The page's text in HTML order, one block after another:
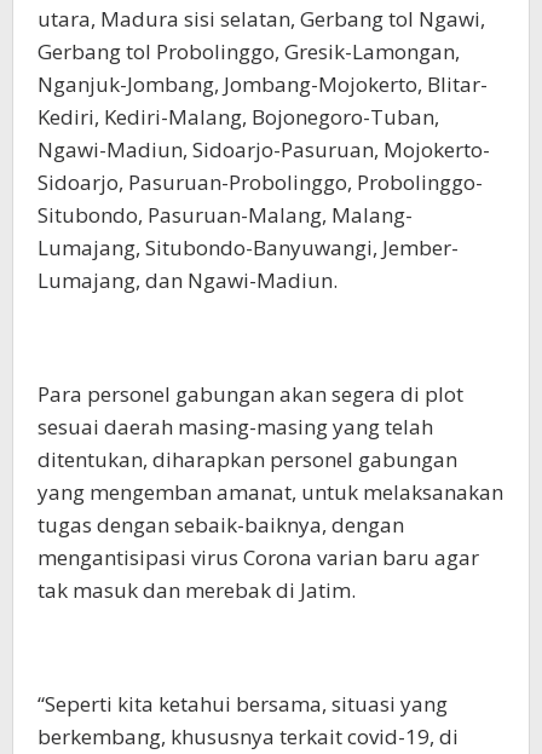
utara, Madura sisi selatan, Gerbang tol Ngawi,
Gerbang tol Probolinggo, Gresik-Lamongan,
Nganjuk-Jombang, Jombang-Mojokerto, Blitar-
Kediri, Kediri-Malang, Bojonegoro-Tuban,
Ngawi-Madiun, Sidoarjo-Pasuruan, Mojokerto-
Sidoarjo, Pasuruan-Probolinggo, Probolinggo-
Situbondo, Pasuruan-Malang, Malang-
Lumajang, Situbondo-Banyuwangi, Jember-
Lumajang, dan Ngawi-Madiun.
Para personel gabungan akan segera di plot
sesuai daerah masing-masing yang telah
ditentukan, diharapkan personel gabungan
yang mengemban amanat, untuk melaksanakan
tugas dengan sebaik-baiknya, dengan
mengantisipasi virus Corona varian baru agar
tak masuk dan merebak di Jatim.
“Seperti kita ketahui bersama, situasi yang
berkembang, khususnya terkait covid-19, di